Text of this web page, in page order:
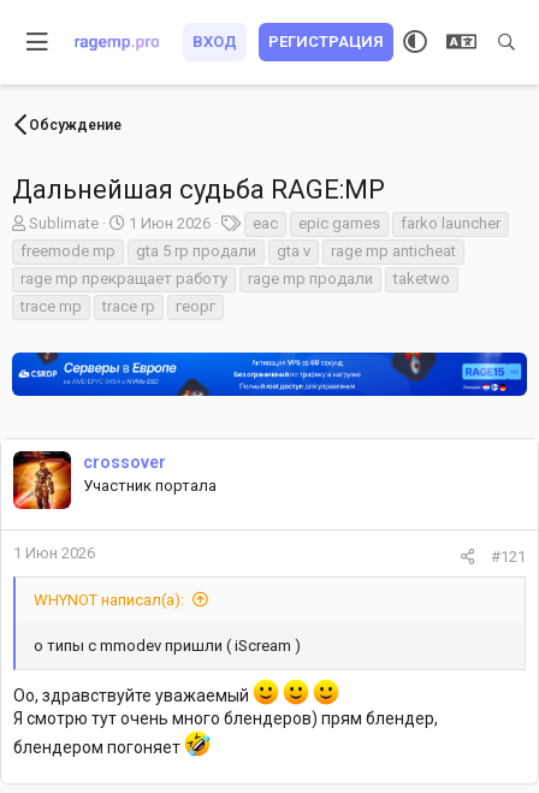
ВХОД РЕГИСТРАЦИЯ
Обсуждение
Дальнейшая судьба RAGE:MP
А
в
т
о
р
е
м
ы
Sublimate
Д
а
т
а
н
ч
а
л
1 Июн 2026
е
г
и
eac epic games
farko launcher
freemode mp
gta 5 rp продали gta v
rage mp anticheat
rage mp прекращает работу
rage mp продали
taketwo
trace mp
trace rp георг
crossover
Участник портала
1 Июн 2026 #121
WHYNOT написал(а):
о типы с mmodev пришли ( iScream )
Оо, здравствуйте уважаемый
Я смотрю тут очень много блендеров) прям блендер,
блендером погоняет